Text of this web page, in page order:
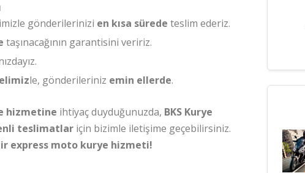
gönderilerinizi en kısa sürede teslim ederiz.
taşınacağının garantisini veririz.
le, gönderileriniz emin ellerde.
hizmetine ihtiyaç duyduğunuzda, BKS Kurye
teslimatlar için bizimle iletişime geçebilirsiniz.
express moto kurye hizmeti!